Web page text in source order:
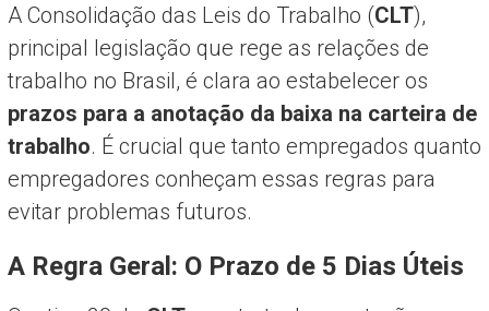
A Consolidação das Leis do Trabalho (CLT),
principal legislação que rege as relações de
trabalho no Brasil, é clara ao estabelecer os
prazos para a anotação da baixa na carteira de
trabalho. É crucial que tanto empregados quanto
empregadores conheçam essas regras para
evitar problemas futuros.
A Regra Geral: O Prazo de 5 Dias Úteis